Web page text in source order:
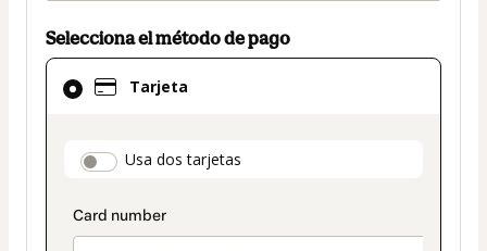
Selecciona el método de pago
Tarjeta
payment_data.section_title_v2
Usa dos tarjetas
El
método
seleccionado
Tarjeta